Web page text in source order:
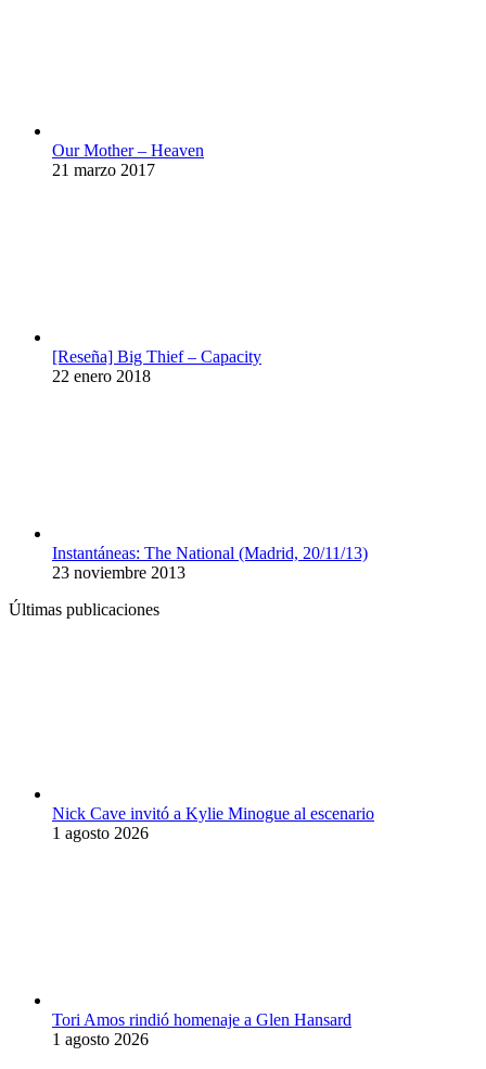
Our Mother – Heaven
21 marzo 2017
[Reseña] Big Thief – Capacity
22 enero 2018
Instantáneas: The National (Madrid, 20/11/13)
23 noviembre 2013
Últimas publicaciones
Nick Cave invitó a Kylie Minogue al escenario
1 agosto 2026
Tori Amos rindió homenaje a Glen Hansard
1 agosto 2026